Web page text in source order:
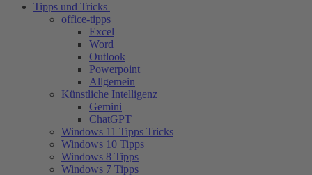
Tipps und Tricks
office-tipps
Excel
Word
Outlook
Powerpoint
Allgemein
Künstliche Intelligenz
Gemini
ChatGPT
Windows 11 Tipps Tricks
Windows 10 Tipps
Windows 8 Tipps
Windows 7 Tipps